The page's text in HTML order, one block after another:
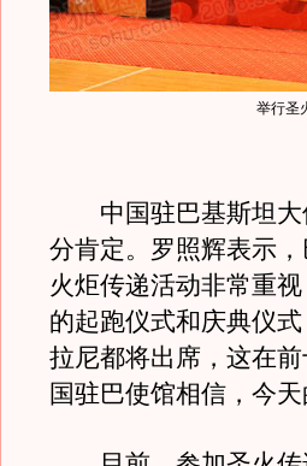
举行圣
中国驻巴基斯坦大
分肯定。罗照辉表示
火炬传递活动非常重
的起跑仪式和庆典仪
拉尼都将出席，这在
国驻巴使馆相信，今